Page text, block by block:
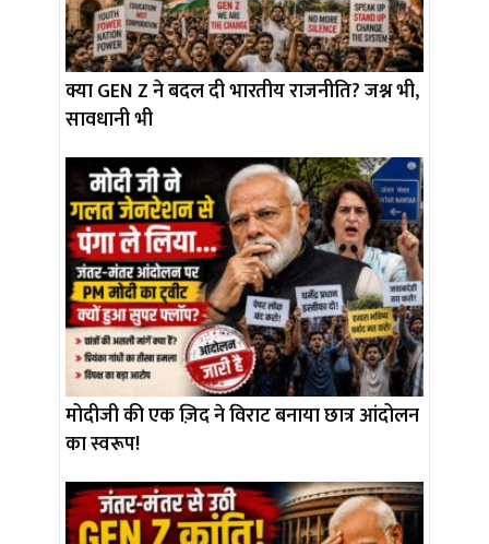
क्या GEN Z ने बदल दी भारतीय राजनीति? जश्न भी,
सावधानी भी
मोदीजी की एक ज़िद ने विराट बनाया छात्र आंदोलन
का स्वरूप!